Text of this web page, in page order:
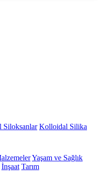
Siloksanlar Kolloidal Silika
Yaşam ve Sağlık
İnşaat Tarım